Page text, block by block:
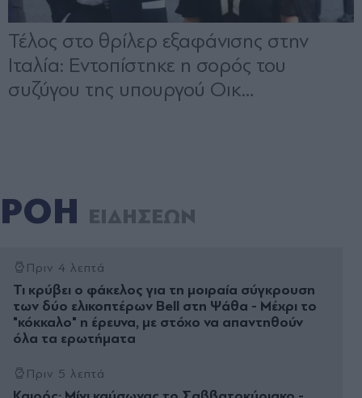
ΡΟΗ ΕΙΔΗΣΕΩΝ
Πριν 4 λεπτά
Τι κρύβει ο φάκελος για τη μοιραία σύγκρουση
των δύο ελικοπτέρων Bell στη Ψάθα - Μέχρι το
"κόκκαλο" η έρευνα, με στόχο να απαντηθούν
όλα τα ερωτήματα
Πριν 5 λεπτά